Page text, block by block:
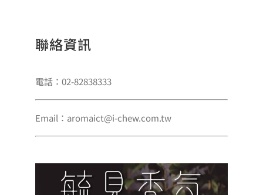
聯絡資訊
電話：02-82838333
Email：aromaict@i-chew.com.tw